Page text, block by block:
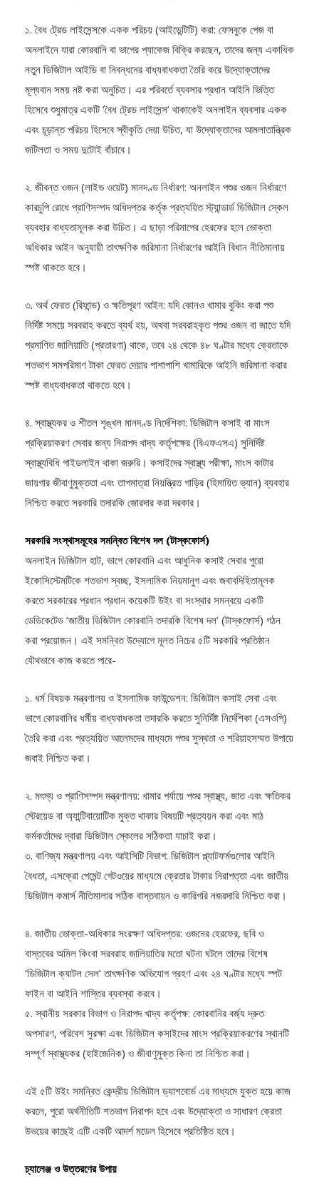
১. বৈধ ট্রেড লাইসেন্সকে একক পরিচয় (আইডেন্টিটি) করা: ফেসবুকে পেজ বা
অনলাইনে যারা কোরবানি বা ভাগের প্যাকেজ বিক্রি করছেন, তাদের জন্য একাধিক
নতুন ডিজিটাল আইডি বা নিবন্ধনের বাধ্যবাধকতা তৈরি করে উদ্যোক্তাদের
মূল্যবান সময় নষ্ট করা অনুচিত। এর পরিবর্তে ব্যবসার প্রধান আইনি ভিত্তি
হিসেবে শুধুমাত্র একটি ‘বৈধ ট্রেড লাইসেন্স’ থাকাকেই অনলাইন ব্যবসার একক
এবং চূড়ান্ত পরিচয় হিসেবে স্বীকৃতি দেয়া উচিত, যা উদ্যোক্তাদের আমলাতান্ত্রিক
জটিলতা ও সময় দুটোই বাঁচাবে।
২. জীবন্ত ওজন (লাইভ ওয়েট) মানদণ্ড নির্ধারণ: অনলাইন পশুর ওজন নির্ধারণে
কারচুপি রোধে প্রাণিসম্পদ অধিদপ্তর কর্তৃক প্রত্যয়িত স্ট্যান্ডার্ড ডিজিটাল স্কেল
ব্যবহার বাধ্যতামূলক করা উচিত। এ ছাড়া পরিমাপের হেরফের হলে ভোক্তা
অধিকার আইন অনুযায়ী তাৎক্ষণিক জরিমানা নির্ধারণের আইনি বিধান নীতিমালায়
স্পষ্ট থাকতে হবে।
৩. অর্থ ফেরত (রিফান্ড) ও ক্ষতিপূরণ আইন: যদি কোনও খামার বুকিং করা পশু
নির্দিষ্ট সময়ে সরবরাহ করতে ব্যর্থ হয়, অথবা সরবরাহকৃত পশুর ওজন বা জাতে যদি
প্রমাণিত জালিয়াতি (প্রতারণা) থাকে, তবে ২৪ থেকে ৪৮ ঘণ্টার মধ্যে ক্রেতাকে
শতভাগ সমপরিমাণ টাকা ফেরত দেয়ার পাশাপাশি খামারিকে আইনি জরিমানা করার
স্পষ্ট বাধ্যবাধকতা থাকতে হবে।
৪. স্বাস্থ্যকর ও শীতল শৃঙ্খল মানদণ্ড নির্দেশিকা: ডিজিটাল কসাই বা মাংস
প্রক্রিয়াকরণ সেবার জন্য নিরাপদ খাদ্য কর্তৃপক্ষের (বিএফএসএ) সুনির্দিষ্ট
স্বাস্থ্যবিধি গাইডলাইন থাকা জরুরি। কসাইদের স্বাস্থ্য পরীক্ষা, মাংস কাটার
জায়গার জীবাণুমুক্ততা এবং তাপমাত্রা নিয়ন্ত্রিত গাড়ির (হিমায়িত ভ্যান) ব্যবহার
নিশ্চিত করতে সরকারি তদারকি জোরদার করা দরকার।
সরকারি সংস্থাসমূহের সমন্বিত বিশেষ দল (টাস্কফোর্স)
অনলাইন ডিজিটাল হাট, ভাগে কোরবানি এবং আধুনিক কসাই সেবার পুরো
ইকোসিস্টেমটিকে শতভাগ স্বচ্ছ, ইসলামিক নিয়মানুগ এবং জবাবদিহিতামূলক
করতে সরকারের প্রধান প্রধান কয়েকটি উইং বা সংস্থার সমন্বয়ে একটি
ডেডিকেটেড ‘জাতীয় ডিজিটাল কোরবানি তদারকি বিশেষ দল’ (টাস্কফোর্স) গঠন
করা প্রয়োজন। এই সমন্বিত উদ্যোগে মূলত নিচের ৫টি সরকারি প্রতিষ্ঠান
যৌথভাবে কাজ করতে পারে-
১. ধর্ম বিষয়ক মন্ত্রণালয় ও ইসলামিক ফাউন্ডেশন: ডিজিটাল কসাই সেবা এবং
ভাগে কোরবানির ধর্মীয় বাধ্যবাধকতা তদারকি করতে সুনির্দিষ্ট নির্দেশিকা (এসওপি)
তৈরি করা এবং প্রত্যয়িত আলেমদের মাধ্যমে পশুর সুস্থতা ও শরিয়াহসম্মত উপায়ে
জবাই নিশ্চিত করা।
২. মৎস্য ও প্রাণিসম্পদ মন্ত্রণালয়: খামার পর্যায়ে পশুর স্বাস্থ্য, জাত এবং ক্ষতিকর
স্টেরয়েড বা অ্যান্টিবায়োটিক মুক্ত থাকার বিষয়টি প্রত্যয়ন করা এবং মাঠ
কর্মকর্তাদের দ্বারা ডিজিটাল স্কেলের সঠিকতা যাচাই করা।
৩. বাণিজ্য মন্ত্রণালয় এবং আইসিটি বিভাগ: ডিজিটাল প্ল্যাটফর্মগুলোর আইনি
বৈধতা, এসক্রো পেমেন্ট গেটওয়ের মাধ্যমে ক্রেতার টাকার নিরাপত্তা এবং জাতীয়
ডিজিটাল কমার্স নীতিমালার সঠিক বাস্তবায়ন ও কারিগরি নজরদারি নিশ্চিত করা।
৪. জাতীয় ভোক্তা-অধিকার সংরক্ষণ অধিদপ্তর: ওজনের হেরফের, ছবি ও
বাস্তবের অমিল কিংবা সরবরাহ জালিয়াতির মতো ঘটনা ঘটলে তাদের বিশেষ
‘ডিজিটাল ক্যাটল সেল’ তাৎক্ষণিক অভিযোগ গ্রহণ এবং ২৪ ঘণ্টার মধ্যে স্পট
ফাইন বা আইনি শাস্তির ব্যবস্থা করবে।
৫. স্থানীয় সরকার বিভাগ ও নিরাপদ খাদ্য কর্তৃপক্ষ: কোরবানির বর্জ্য দ্রুত
অপসারণ, পরিবেশ সুরক্ষা এবং ডিজিটাল কসাইদের মাংস প্রক্রিয়াকরণের স্থানটি
সম্পূর্ণ স্বাস্থ্যকর (হাইজেনিক) ও জীবাণুমুক্ত কিনা তা নিশ্চিত করা।
এই ৫টি উইং সমন্বিত কেন্দ্রীয় ডিজিটাল ড্যাশবোর্ড এর মাধ্যমে যুক্ত হয়ে কাজ
করলে, পুরো অর্থনীতিটি শতভাগ নিরাপদ হবে এবং উদ্যোক্তা ও সাধারণ ক্রেতা
উভয়ের কাছেই এটি একটি আদর্শ মডেল হিসেবে প্রতিষ্ঠিত হবে।
চ্যালেঞ্জ ও উত্তরণের উপায়